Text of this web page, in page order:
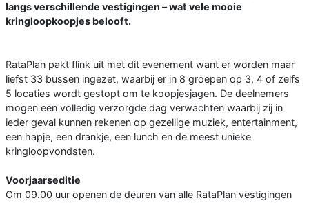
langs verschillende vestigingen – wat vele mooie
kringloopkoopjes belooft.
RataPlan pakt flink uit met dit evenement want er worden maar
liefst 33 bussen ingezet, waarbij er in 8 groepen op 3, 4 of zelfs
5 locaties wordt gestopt om te koopjesjagen. De deelnemers
mogen een volledig verzorgde dag verwachten waarbij zij in
ieder geval kunnen rekenen op gezellige muziek, entertainment,
een hapje, een drankje, een lunch en de meest unieke
kringloopvondsten.
Voorjaarseditie
Om 09.00 uur openen de deuren van alle RataPlan vestigingen